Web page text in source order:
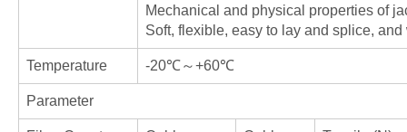
Mechanical and physical properties of
Soft, flexible, easy to lay and splice,
Temperature -20℃～+60℃
Parameter